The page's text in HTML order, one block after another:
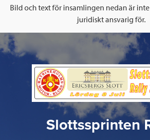
Bild och text för insamlingen nedan är
juridiskt ansvarig för.
Slottssprinten